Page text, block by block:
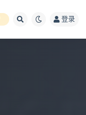
登录